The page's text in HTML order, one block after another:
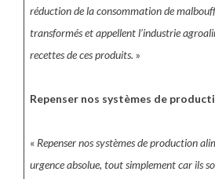
réduction de la consommation de
transformés et appellent l’industrie
recettes de ces produits. »
Repenser nos systèmes de
« Repenser nos systèmes de production
urgence absolue, tout simplement car ils